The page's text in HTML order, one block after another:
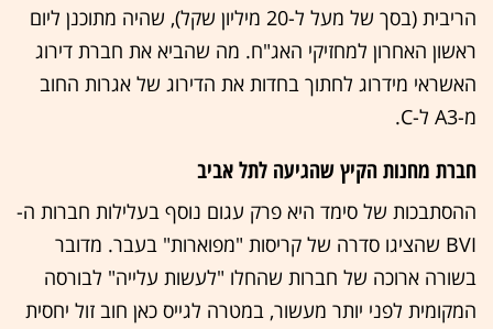
הריבית (בסך של מעל ל-20 מיליון שקל), שהיה מתוכנן ליום
ראשון האחרון למחזיקי האג"ח. מה שהביא את חברת דירוג
האשראי מידרוג לחתוך בחדות את הדירוג של אגרות החוב
מ-A3 ל-C.
חברת מחנות הקיץ שהגיעה לתל אביב
ההסתבכות של סימד היא פרק עגום נוסף בעלילות חברות ה-
BVI שהציגו סדרה של קריסות "מפוארות" בעבר. מדובר
בשורה ארוכה של חברות שהחלו "לעשות עלייה" לבורסה
המקומית לפני יותר מעשור, במטרה לגייס כאן חוב זול יחסית